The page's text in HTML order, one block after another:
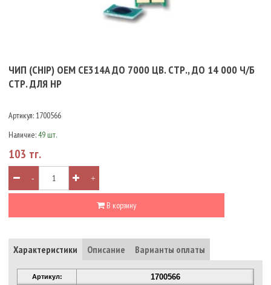
ЧИП (CHIP) OEM CE314A ДО 7000 ЦВ. СТР., ДО 14 000 Ч/Б
СТР. ДЛЯ HP
Артикул: 1700566
Наличие:49 шт.
103 тг.
- +
В корзину
Характеристики Описание Варианты оплаты
Артикул: 1700566